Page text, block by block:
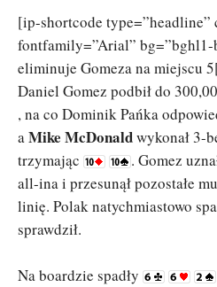
[ip-shortcode
fontfamily=”Arial”
eliminuje Gomeza na miejscu
Daniel Gomez podbił do
, na co Dominik Pańka
aMike McDonaldwykonał 3-
trzymając
. Gomez
all-ina i przesunął pozostałe
linię. Polak natychmiastowo
sprawdził.
Na boardzie spadły